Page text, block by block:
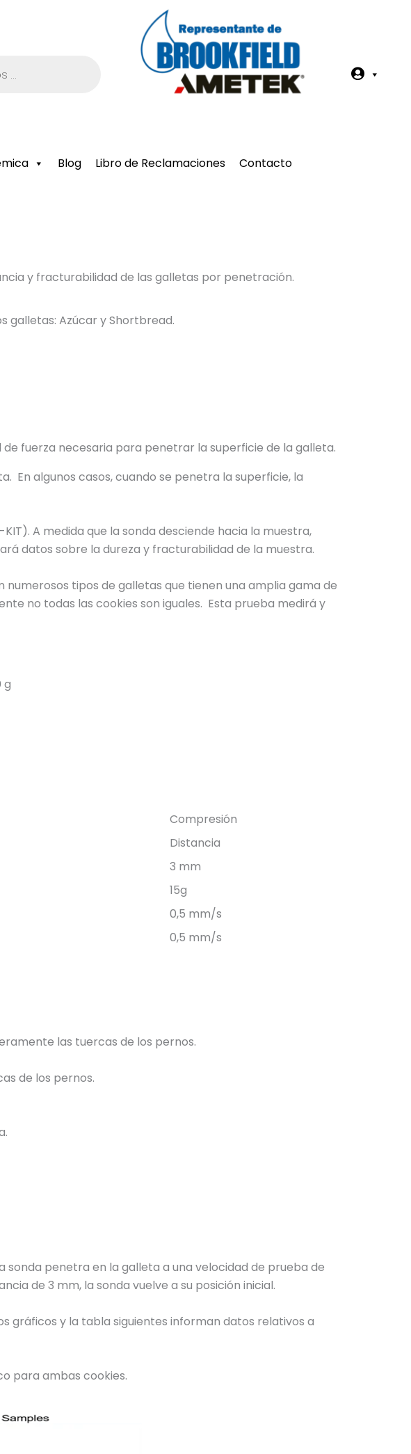
Z
Blog Libro de Reclamaciones Contacto
y fracturabilidad de las galletas por penetración.
galletas: Azúcar y Shortbread.
fuerza necesaria para penetrar la superficie de la galleta.
En algunos casos, cuando se penetra la superficie, la
A medida que la sonda desciende hacia la muestra,
datos sobre la dureza y fracturabilidad de la muestra.
tipos de galletas que tienen una amplia gama de
no todas las cookies son iguales. Esta prueba medirá y
g
Compresión
Distancia
3 mm
15g
0,5 mm/s
0,5 mm/s
las tuercas de los pernos.
de los pernos.
sonda penetra en la galleta a una velocidad de prueba de
de 3 mm, la sonda vuelve a su posición inicial.
gráficos y la tabla siguientes informan datos relativos a
para ambas cookies.